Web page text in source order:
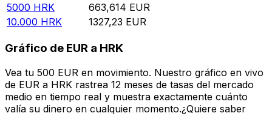
5000 HRK 663,614 EUR
10.000 HRK 1327,23 EUR
Gráfico de EUR a HRK
Vea tu 500 EUR en movimiento. Nuestro gráfico en vivo
de EUR a HRK rastrea 12 meses de tasas del mercado
medio en tiempo real y muestra exactamente cuánto
valía su dinero en cualquier momento.¿Quiere saber